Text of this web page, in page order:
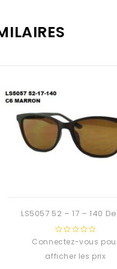
0
Connectez-vous
afficher les prix